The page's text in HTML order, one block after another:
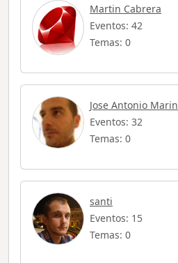
Martin Cabrera
Eventos: 42
Temas: 0
Jose Antonio Marin
Eventos: 32
Temas: 0
santi
Eventos: 15
Temas: 0